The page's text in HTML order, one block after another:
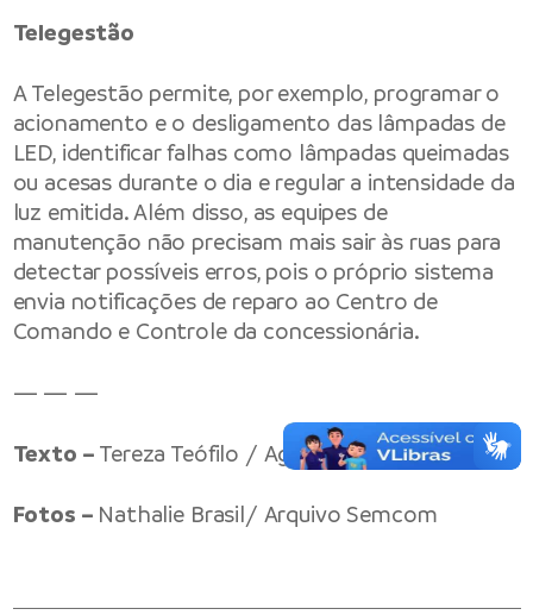
Telegestão
A Telegestão permite, por exemplo, programar o
acionamento e o desligamento das lâmpadas de
LED, identificar falhas como lâmpadas queimadas
ou acesas durante o dia e regular a intensidade da
luz emitida. Além disso, as equipes de
manutenção não precisam mais sair às ruas para
detectar possíveis erros, pois o próprio sistema
envia notificações de reparo ao Centro de
Comando e Controle da concessionária.
— — —
Texto – Tereza Teófilo / Ageman
Fotos – Nathalie Brasil/ Arquivo Semcom